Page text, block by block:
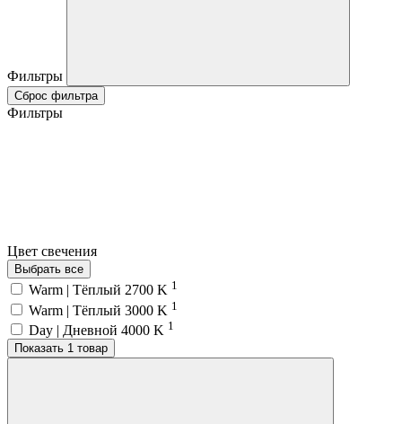
Фильтры
Сброс фильтра
Фильтры
Цвет свечения
Выбрать все
Warm | Тёплый 2700 K 1
Warm | Тёплый 3000 K 1
Day | Дневной 4000 K 1
Показать 1 товар